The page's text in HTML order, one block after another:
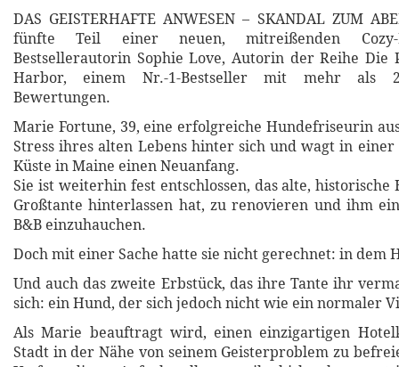
DAS GEISTERHAFTE ANWESEN – SKANDAL ZUM
fünfte Teil einer neuen, mitreißenden
Bestsellerautorin Sophie Love, Autorin der Reihe Die
Harbor, einem Nr.-1-Bestseller mit mehr als
Bewertungen.
Marie Fortune, 39, eine erfolgreiche Hundefriseurin
Stress ihres alten Lebens hinter sich und wagt in
Küste in Maine einen Neuanfang.
Sie ist weiterhin fest entschlossen, das alte, historische
Großtante hinterlassen hat, zu renovieren und ihm
B&B einzuhauchen.
Doch mit einer Sache hatte sie nicht gerechnet: in dem
Und auch das zweite Erbstück, das ihre Tante ihr
sich: ein Hund, der sich jedoch nicht wie ein normaler
Als Marie beauftragt wird, einen einzigartigen
Stadt in der Nähe von seinem Geisterproblem zu